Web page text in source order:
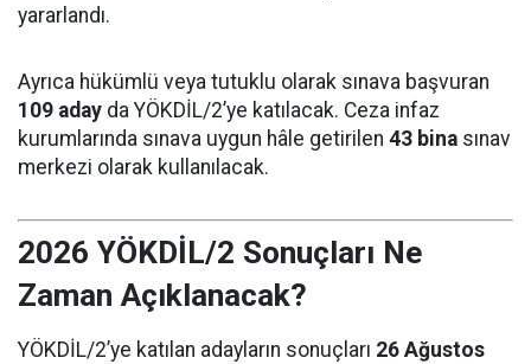
yararlandı.
Ayrıca hükümlü veya tutuklu olarak sınava başvuran
109 aday da YÖKDİL/2’ye katılacak. Ceza infaz
kurumlarında sınava uygun hâle getirilen 43 bina sınav
merkezi olarak kullanılacak.
2026 YÖKDİL/2 Sonuçları Ne
Zaman Açıklanacak?
YÖKDİL/2’ye katılan adayların sonuçları 26 Ağustos